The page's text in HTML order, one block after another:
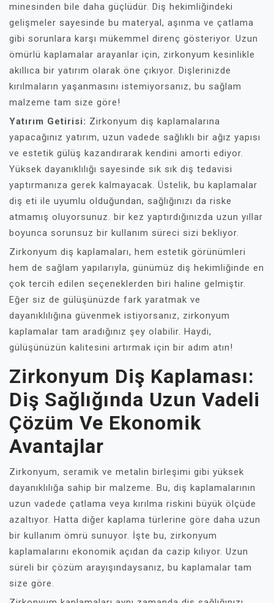
minesinden bile daha güçlüdür. Diş hekimliğindeki
gelişmeler sayesinde bu materyal, aşınma ve çatlama
gibi sorunlara karşı mükemmel direnç gösteriyor. Uzun
ömürlü kaplamalar arayanlar için, zirkonyum kesinlikle
akıllıca bir yatırım olarak öne çıkıyor. Dişlerinizde
kırılmaların yaşanmasını istemiyorsanız, bu sağlam
malzeme tam size göre!
Yatırım Getirisi: Zirkonyum diş kaplamalarına
yapacağınız yatırım, uzun vadede sağlıklı bir ağız yapısı
ve estetik gülüş kazandırarak kendini amorti ediyor.
Yüksek dayanıklılığı sayesinde sık sık diş tedavisi
yaptırmanıza gerek kalmayacak. Üstelik, bu kaplamalar
diş eti ile uyumlu olduğundan, sağlığınızı da riske
atmamış oluyorsunuz. bir kez yaptırdığınızda uzun yıllar
boyunca sorunsuz bir kullanım süreci sizi bekliyor.
Zirkonyum diş kaplamaları, hem estetik görünümleri
hem de sağlam yapılarıyla, günümüz diş hekimliğinde en
çok tercih edilen seçeneklerden biri haline gelmiştir.
Eğer siz de gülüşünüzde fark yaratmak ve
dayanıklılığına güvenmek istiyorsanız, zirkonyum
kaplamalar tam aradığınız şey olabilir. Haydi,
gülüşünüzün kalitesini artırmak için bir adım atın!
Zirkonyum Diş Kaplaması:
Diş Sağlığında Uzun Vadeli
Çözüm Ve Ekonomik
Avantajlar
Zirkonyum, seramik ve metalin birleşimi gibi yüksek
dayanıklılığa sahip bir malzeme. Bu, diş kaplamalarının
uzun vadede çatlama veya kırılma riskini büyük ölçüde
azaltıyor. Hatta diğer kaplama türlerine göre daha uzun
bir kullanım ömrü sunuyor. İşte bu, zirkonyum
kaplamalarını ekonomik açıdan da cazip kılıyor. Uzun
süreli bir çözüm arayışındaysanız, bu kaplamalar tam
size göre.